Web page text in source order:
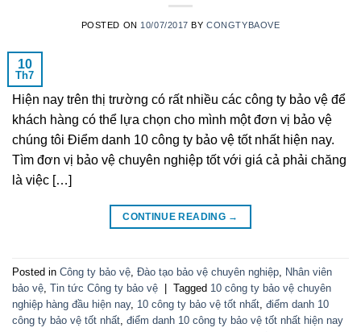
POSTED ON 10/07/2017 BYCONGTYBAOVE
10
Th7
Hiện nay trên thị trường có rất nhiều các công ty bảo vệ để
khách hàng có thể lựa chọn cho mình một đơn vị bảo vệ
chúng tôi Điểm danh 10 công ty bảo vệ tốt nhất hiện nay.
Tìm đơn vị bảo vệ chuyên nghiệp tốt với giá cả phải chăng
là việc […]
CONTINUE READING →
Posted in Công ty bảo vệ Đào tạo bảo vệ chuyên nghiệp Nhân viên
bảo vệ Tin tức Công ty bảo vệ | Tagged 10 công ty bảo vệ chuyên
nghiệp hàng đầu hiện nay, 10 công ty bảo vệ tốt nhất điểm danh 10
công ty bảo vệ tốt nhất điểm danh 10 công ty bảo vệ tốt nhất hiện nay